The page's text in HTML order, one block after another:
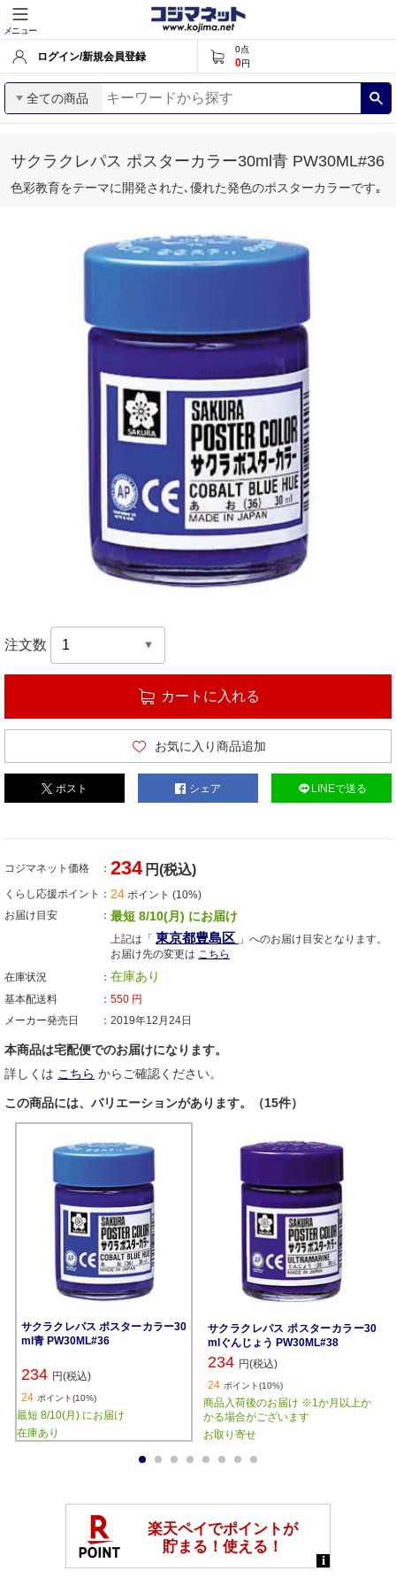
メニュー
ログイン/新規会員登録
0点
0円
全ての商品
サクラクレパス ポスターカラー30ml青 PW30ML#36
色彩教育をテーマに開発された､優れた発色のポスターカラーです｡
注文数
カートに入れる
お気に入り商品追加
ポスト シェア LINEで送る
コジマネット価格 234 円(税込)
くらし応援ポイント 24 ポイント (10%)
お届け目安
最短 8/10(月) にお届け
上記は「 東京都豊島区 」へのお届け目安となります。
お届け先の変更は こちら
在庫状況
在庫あり
基本配送料 550 円
メーカー発売日
2019年12月24日
本商品は宅配便でのお届けになります。
詳しくは こちら からご確認ください。
この商品には、バリエーションがあります。（15件）
サクラクレパス ポスターカラー30
ml青 PW30ML#36
234 円(税込)
24 ポイント(10%)
最短 8/10(月) にお届け
在庫あり
サクラクレパス ポスターカラー30
mlぐんじょう PW30ML#38
234 円(税込)
24 ポイント(10%)
商品入荷後のお届け ※1か月以上か
かる場合がございます
お取り寄せ